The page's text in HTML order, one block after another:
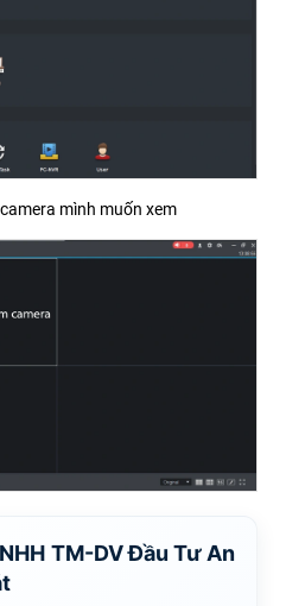
mình muốn xem
TM-DV Đầu Tư An